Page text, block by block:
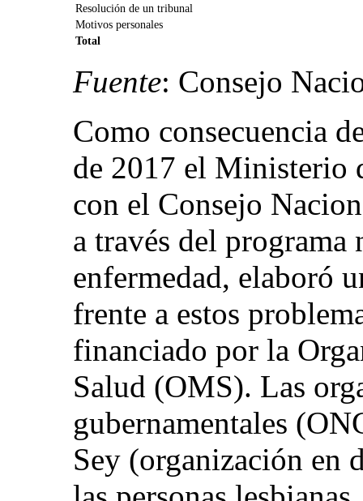
Resolución de un tribunal
Motivos personales
Total
Fuente: Consejo
Como consecuencia
de 2017 el Ministerio
con el Consejo
a través del
enfermedad, elaboró
frente a estos
financiado por la
Salud (OMS). Las
gubernamentales
Sey (organización en